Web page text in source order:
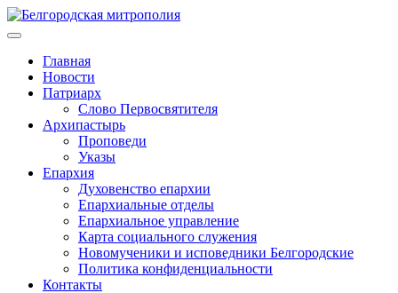
Главная
Новости
Патриарх
Слово Первосвятителя
Архипастырь
Проповеди
Указы
Епархия
Духовенство епархии
Епархиальные отделы
Епархиальное управление
Карта социального служения
Новомученики и исповедники Белгородские
Политика конфиденциальности
Контакты